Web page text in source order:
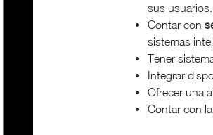
sus usuarios.
Contar con
sistemas
Tener
Integrar
Ofrecer una
Contar con